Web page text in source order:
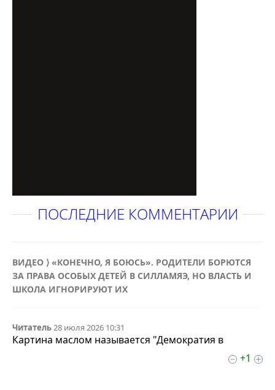
ПОСЛЕДНИЕ КОММЕНТАРИИ
ВИДЕО ⟩ «КОНЕЧНО, Я БОЮСЬ». РОДИТЕЛИ БОРЮТСЯ
ЗА ПРАВА ОСОБЫХ ДЕТЕЙ В СИЛЛАМЯЭ, НО ВЛАСТЬ И
ШКОЛА ИГНОРИРУЮТ ИХ
Читатель28 июля 2026 10:31
Картина маслом называется "Демократия в
+1